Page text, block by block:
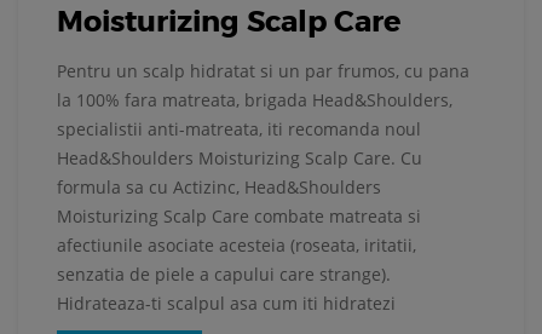
Moisturizing Scalp Care
Pentru un scalp hidratat si un par frumos, cu pana
la 100% fara matreata, brigada Head&Shoulders,
specialistii anti-matreata, iti recomanda noul
Head&Shoulders Moisturizing Scalp Care. Cu
formula sa cu Actizinc, Head&Shoulders
Moisturizing Scalp Care combate matreata si
afectiunile asociate acesteia (roseata, iritatii,
senzatia de piele a capului care strange).
Hidrateaza-ti scalpul asa cum iti hidratezi